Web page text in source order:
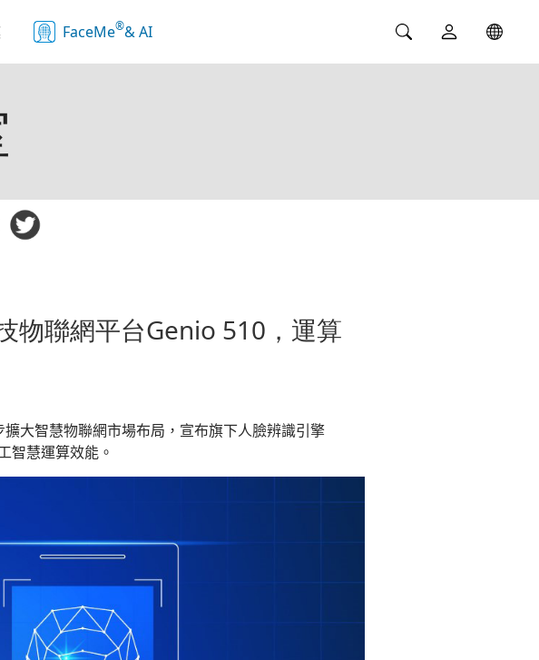
FaceMe®& AI
物聯網平台Genio 510，運算
擴大智慧物聯網市場布局，宣布旗下人臉辨識引擎
智慧運算效能。